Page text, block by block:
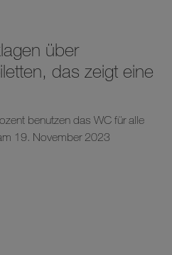
über
das zeigt eine
benutzen das WC für alle
19. November 2023